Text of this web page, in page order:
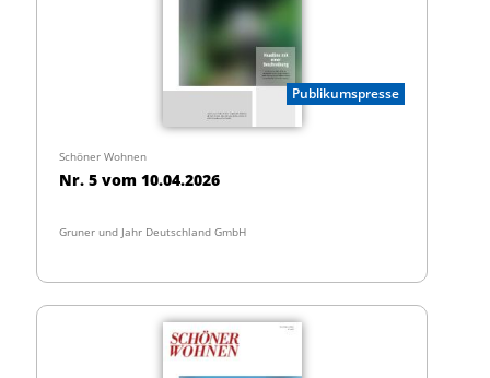
Publikumspresse
Schöner Wohnen
Nr. 5 vom 10.04.2026
Gruner und Jahr Deutschland GmbH